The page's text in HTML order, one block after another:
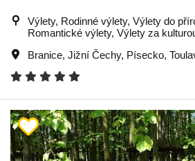
Výlety, Rodinné výlety, Výlety do
Romantické výlety, Výlety za
Branice, Jižní Čechy, Písecko,